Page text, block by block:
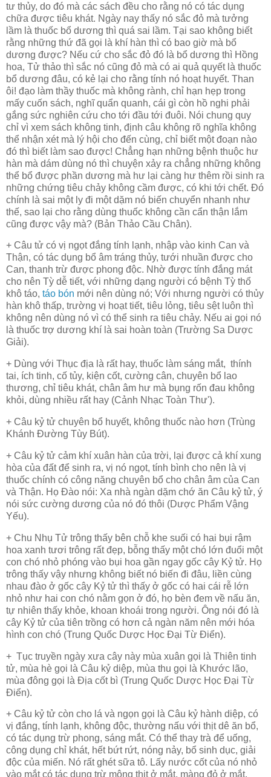
tư thủy, do đó mà các sách đều cho rằng nó có tác dụng
chữa được tiêu khát. Ngày nay thấy nó sắc đỏ mà tưởng
lầm là thuốc bổ dương thì quá sai lầm. Tại sao không biết
rằng những thứ đã gọi là khí hàn thì có bao giờ mà bổ
dương được? Nếu cứ cho sắc đỏ đó là bổ dương thì Hồng
hoa, Tử thảo thì sắc nó cũng đỏ mà có ai quả quyết là thuốc
bổ dương đâu, có kẻ lại cho rằng tính nó hoạt huyết. Than
ôi! đạo làm thầy thuốc mà không rành, chỉ hạn hẹp trong
mấy cuốn sách, nghĩ quẩn quanh, cái gì còn hồ nghi phải
gắng sức nghiên cứu cho tới đầu tới đuôi. Nói chung quy
chỉ vì xem sách không tinh, định câu không rõ nghĩa không
thể nhận xét mà lý hội cho đến cùng, chỉ biết một đoạn nào
đó thì biết làm sao được! Chẳng hạn những bệnh thuộc hư
hàn mà dám dùng nó thì chuyện xảy ra chẳng những không
thể bổ được phần dương mà hư lại càng hư thêm rồi sinh ra
những chứng tiêu chảy không cầm được, có khi tới chết. Đó
chính là sai một ly đi một dặm nó biến chuyển nhanh như
thế, sao lại cho rằng dùng thuốc không cần cẩn thận lắm
cũng được vậy mà? (Bản Thảo Cầu Chân).
+ Câu tử có vị ngọt đắng tính lạnh, nhập vào kinh Can và
Thận, có tác dụng bổ âm tráng thủy, tưới nhuần được cho
Can, thanh trừ được phong độc. Nhờ được tính đắng mát
cho nên Tỳ dễ tiết, với những dạng người có bệnh Tỳ thổ
khô táo, táo bón mới nên dùng nó; Với nhưng người có thủy
hàn khô thấp, trường vị hoạt tiết, tiêu lỏng, tiêu sệt luôn thì
không nên dùng nó vì có thể sinh ra tiêu chảy. Nếu ai gọi nó
là thuốc trợ dương khí là sai hoàn toàn (Trường Sa Dược
Giải).
+ Dùng với Thục địa là rất hay, thuốc làm sáng mắt, thính
tai, ích tinh, cố tủy, kiện cốt, cường cân, chuyên bổ lao
thương, chỉ tiêu khát, chân âm hư mà bụng rốn đau không
khỏi, dùng nhiều rất hay (Cảnh Nhạc Toàn Thư').
+ Câu kỷ tử chuyên bổ huyết, không thuốc nào hơn (Trùng
Khánh Đường Tùy Bút).
+ Câu kỷ tử cảm khí xuân hàn của trời, lại được cả khí xung
hòa của đất để sinh ra, vị nó ngọt, tính bình cho nên là vị
thuốc chính có công năng chuyên bổ cho chân âm của Can
và Thận. Họ Đào nói: Xa nhà ngàn dặm chớ ăn Câu kỷ tử, ý
nói sức cường dương của nó đó thôi (Dược Phẩm Vậng
Yếu).
+ Chu Nhụ Tử trông thấy bên chỗ khe suối có hai bụi rậm
hoa xanh tươi trông rất đẹp, bỗng thấy một chó lớn đuổi một
con chó nhỏ phóng vào bụi hoa gần ngay gốc cây Kỷ tử. Họ
trông thấy vậy nhưng không biết nó biến đi đâu, liền cùng
nhau đào ở gốc cây Kỷ tử thì thấy ở gốc có hai cái rễ lớn
nhỏ như hai con chó nằm gọn ở đó, họ bèn đem về nấu ăn,
tự nhiên thấy khỏe, khoan khoái trong người. Ông nói đó là
cây Kỷ tử của tiên trồng có hơn cả ngàn năm nên mới hóa
hình con chó (Trung Quốc Dược Học Đại Từ Điển).
+ Tục truyền ngày xưa cây này mùa xuân gọi là Thiên tinh
tử, mùa hè gọi là Câu kỷ diệp, mùa thu gọi là Khước lão,
mùa đông gọi là Địa cốt bì (Trung Quốc Dược Học Đại Từ
Điển).
+ Câu kỷ tử còn cho lá và ngọn gọi là Câu kỷ hành diệp, có
vị đắng, tính lạnh, không độc, thường nấu với thịt dê ăn bổ,
có tác dụng trừ phong, sáng mắt. Có thể thay trà để uống,
công dụng chỉ khát, hết bứt rứt, nóng nảy, bổ sinh dục, giải
độc của miến. Nó rất ghét sữa tô. Lấy nước cốt của nó nhỏ
vào mắt có tác dụng trừ mộng thịt ở mắt, màng đỏ ở mắt,